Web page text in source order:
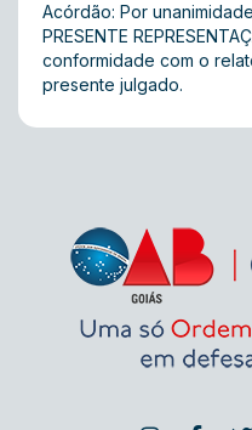
Acórdão: Por
PRESENTE
conformidade com o
presente julgado.